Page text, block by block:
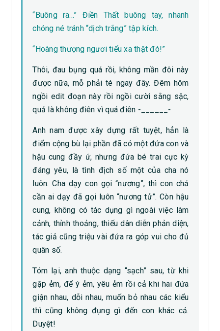
“Buông ra…” Điền Thất buông tay, nhanh
chóng né tránh “dịch trắng” tập kích.
“Hoàng thượng ngươi tiểu xa thật đó!”
Thôi, đau bụng quá rồi, không mần đôi này
được nữa, mỗ phải té ngay đây. Đêm hôm
ngồi edit đoạn này rồi ngồi cười sằng sặc,
quả là không điên vì quá điên -______-
Anh nam được xây dựng rất tuyệt, hẳn là
điểm cộng bù lại phần đã có một đứa con và
hậu cung đầy ứ, nhưng đứa bé trai cực kỳ
đáng yêu, là tình địch số một của cha nó
luôn. Cha dạy con gọi “nương”, thì con chả
cần ai dạy đã gọi luôn “nương tử”. Còn hậu
cung, không có tác dụng gì ngoài việc làm
cảnh, thỉnh thoảng, thiếu dân diễn phản diện,
tác giả cũng triệu vài đứa ra góp vui cho đủ
quân số.
Tóm lại, anh thuộc dạng “sạch” sau, từ khi
gặp ẻm, để ý ẻm, yêu ẻm rồi cả khi hai đứa
giận nhau, dỗi nhau, muốn bỏ nhau các kiểu
thì cũng không đụng gì đến con khác cả.
Duyệt!